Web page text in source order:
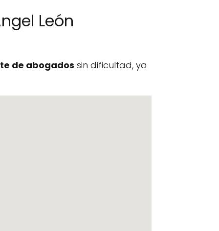
León
de abogados sin dificultad, ya